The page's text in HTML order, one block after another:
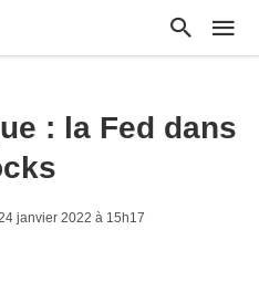
: la Fed dans
janvier 2022 à 15h17